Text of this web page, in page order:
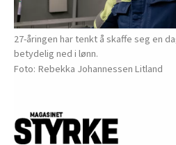
27-åringen har tenkt å skaffe seg en
betydelig ned i lønn.
Rebekka Johannessen Litland